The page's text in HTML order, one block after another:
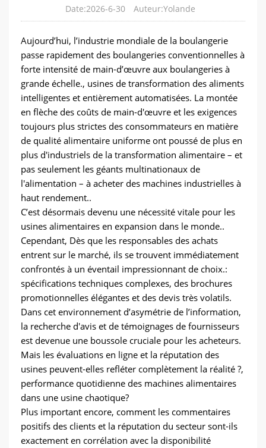
Date:2026-6-30 Auteur:Yolande
Aujourd’hui, l’industrie mondiale de la boulangerie
passe rapidement des boulangeries conventionnelles à
forte intensité de main-d’œuvre aux boulangeries à
grande échelle., usines de transformation des aliments
intelligentes et entièrement automatisées. La montée
en flèche des coûts de main-d'œuvre et les exigences
toujours plus strictes des consommateurs en matière
de qualité alimentaire uniforme ont poussé de plus en
plus d'industriels de la transformation alimentaire – et
pas seulement les géants multinationaux de
l'alimentation – à acheter des machines industrielles à
haut rendement..
C’est désormais devenu une nécessité vitale pour les
usines alimentaires en expansion dans le monde..
Cependant, Dès que les responsables des achats
entrent sur le marché, ils se trouvent immédiatement
confrontés à un éventail impressionnant de choix.:
spécifications techniques complexes, des brochures
promotionnelles élégantes et des devis très volatils.
Dans cet environnement d’asymétrie de l’information,
la recherche d'avis et de témoignages de fournisseurs
est devenue une boussole cruciale pour les acheteurs.
Mais les évaluations en ligne et la réputation des
usines peuvent-elles refléter complètement la réalité ?,
performance quotidienne des machines alimentaires
dans une usine chaotique?
Plus important encore, comment les commentaires
positifs des clients et la réputation du secteur sont-ils
exactement en corrélation avec la disponibilité